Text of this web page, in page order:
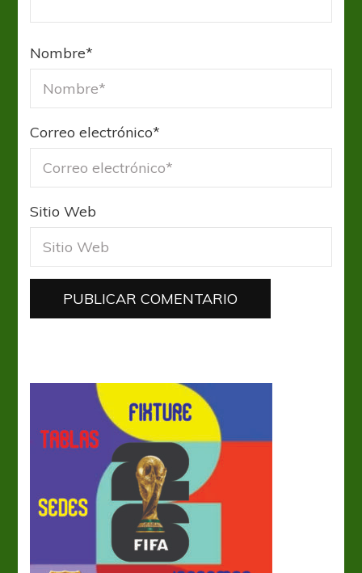
Nombre*
Correo electrónico*
Sitio Web